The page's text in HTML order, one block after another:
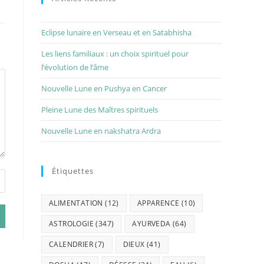
Eclipse lunaire en Verseau et en Satabhisha
Les liens familiaux : un choix spirituel pour
l’évolution de l’âme
Nouvelle Lune en Pushya en Cancer
Pleine Lune des Maîtres spirituels
Nouvelle Lune en nakshatra Ardra
Étiquettes
ALIMENTATION (12) APPARENCE (10)
ASTROLOGIE (347) AYURVEDA (64)
CALENDRIER(7) DIEUX (41)